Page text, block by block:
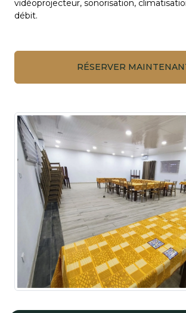
vidéoprojecteur, sonorisation,
débit.
RÉSERVER